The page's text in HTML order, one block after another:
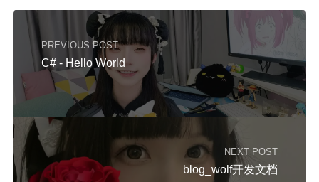
PREVIOUS POST
C# - Hello World
NEXT POST
blog_wolf开发文档